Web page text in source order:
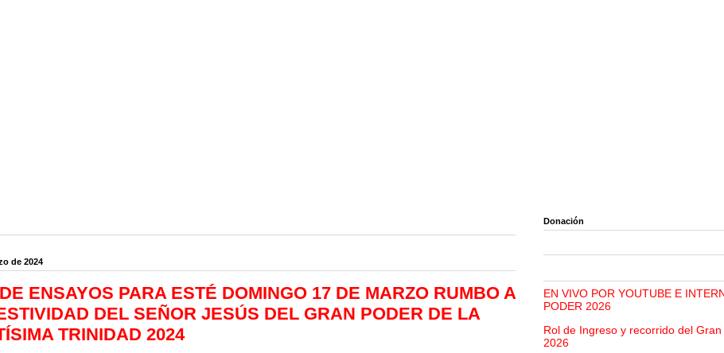
de 2024
ENSAYOS PARA ESTÉ DOMINGO 17 DE MARZO RUMBO A
DEL SEÑOR JESÚS DEL GRAN PODER DE LA
TRINIDAD 2024
Donación
EN VIVO POR YOUTUBE E
PODER 2026
Rol de Ingreso y recorrido del
2026